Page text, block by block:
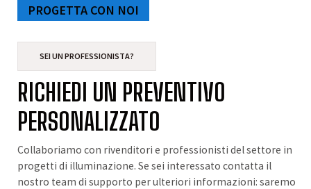
PROGETTA CON NOI
SEI UN PROFESSIONISTA?
RICHIEDI UN PREVENTIVO
PERSONALIZZATO
Collaboriamo con rivenditori e professionisti del settore in
progetti di illuminazione. Se sei interessato contatta il
nostro team di supporto per ulteriori informazioni: saremo